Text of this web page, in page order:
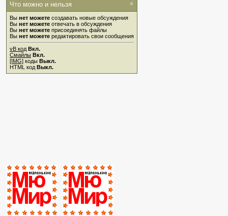
Что можно и нельзя
Вы нет можете создавать новые обсуждения
Вы нет можете отвечать в обсуждения
Вы нет можете присоединять файлы
Вы нет можете редактировать свои сообщения
vB код Вкл.
Смайлы Вкл.
[IMG] коды Выкл.
HTML код Выкл.